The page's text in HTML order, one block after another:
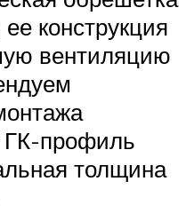
конструкция
вентиляцию
профиль
толщина